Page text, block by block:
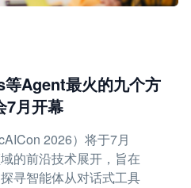
Agent最火的九个方
7月开幕
2026）将于7月
的前沿技术展开，旨在
寻智能体从对话式工具